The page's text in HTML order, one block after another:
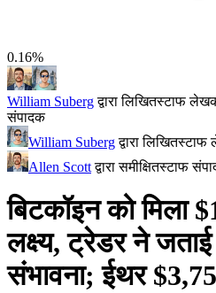
0.16%
William Subergद्वारा लिखितस्टाफ
संपादक
William Subergद्वारा लिखितस्टाफ
Allen Scottद्वारा समीक्षितस्टाफ
बिटकॉइन को मिला
लक्ष्य, ट्रेडर ने
संभावना; ईथर